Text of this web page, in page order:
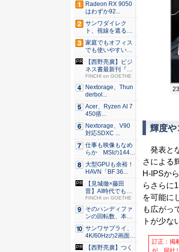
輝度や
発表と
さによる
H-IPSか
らさらに
を可能に
も広がっ
トが少な
訂正：掲
が、同社
Radeon RX 9050
はわずか92...
サンワダイレク
ト、視線を遮るフ
ェルト製デ...
家庭でもオフィス
でも使いやすい
Syno...
【西野亮廣】ビジ
ネス書最新刊『北
極星 僕...
FINCHI on GOETHE
Nextorage、Thun
derbol...
Acer、Ryzen AI 7
450搭...
Nextorage、V90
対応SDXC ...
仕事も映像もなめ
らか MSIの144H
z...
大型GPUも余裕！
HAVN「BF 36...
【見城徹×藤田
晋】AI時代でも変
わらない...
FINCHI on GOETHE
そのハンディファ
ンの回転数、本
当？ 20...
サンワサプライ、
4K/60Hzの2画面
出...
【西野亮廣】つく